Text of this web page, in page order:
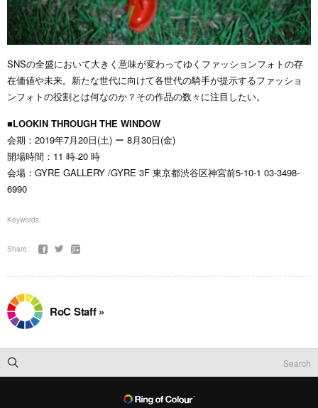
SNSの全盛において大きく意味が変わってゆくファッションフォトの存
在価値や未来。新たな世代に向けて各世代の騎手が提示するファッショ
ンフォトの役割とは何なのか？その作品の数々に注目したい。
■LOOKIN THROUGH THE WINDOW
会期：2019年7月20日(土) ー 8月30日(金)
開場時間：11 時 ̶20 時
会場：GYRE GALLERY /GYRE 3F 東京都渋谷区神宮前5‐10‐1 03-3498-
6990
Keywords:
Share:
RoC Staff »